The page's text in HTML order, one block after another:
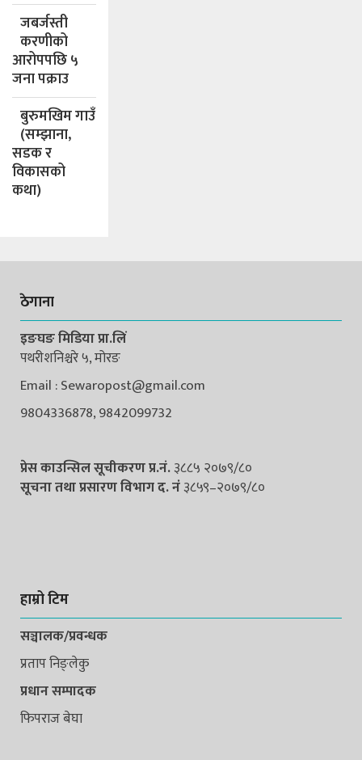
जबर्जस्ती
करणीको
आरोपपछि ५
जना पक्राउ
बुरुमखिम गाउँ
(सम्झाना,
सडक र
विकासको
कथा)
ठेगाना
इङघङ मिडिया प्रा.लिं
पथरीशनिश्चरे ५, मोरङ
Email : Sewaropost@gmail.com
9804336878, 9842099732
प्रेस काउन्सिल सूचीकरण प्र.नं.३८८५ २०७९/८०
सूचना तथा प्रसारण विभाग द. नंं३८५९–२०७९/८०
हाम्रो टिम
सञ्चालक/प्रवन्धक
प्रताप निङ्लेकु
प्रधान सम्पादक
फिपराज बेघा